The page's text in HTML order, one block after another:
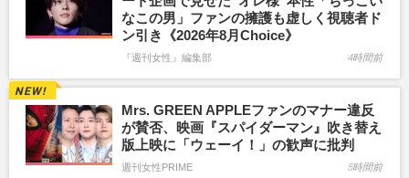
なこの男」ファンの擁護も虚しく視聴者ド
ン引き《2026年8月Choice》
『週刊女性』編集部 4時間前
Mrs. GREEN APPLEファンのマナー違反
が賛否、映画『スパイダーマン』吹き替え
版上映に「ウェーイ！」の歓声に批判
週刊女性PRIME 5時間前